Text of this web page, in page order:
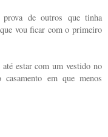
de outros que tinha
vou ficar com o primeiro
estar com um vestido no
em que menos